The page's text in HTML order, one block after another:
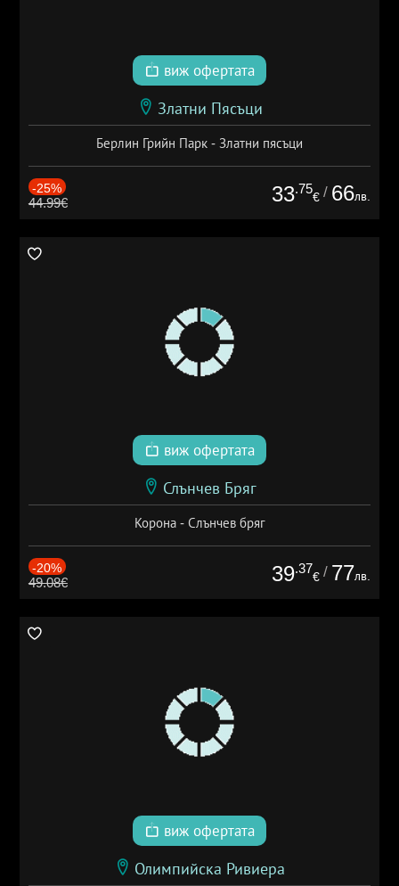
виж офертата
Златни Пясъци
Берлин Грийн Парк - Златни пясъци
-25%
44.99€ 33.75
€ / 66лв.
виж офертата
Слънчев Бряг
Корона - Слънчев бряг
-20%
49.08€ 39.37
€ / 77лв.
виж офертата
Олимпийска Ривиера